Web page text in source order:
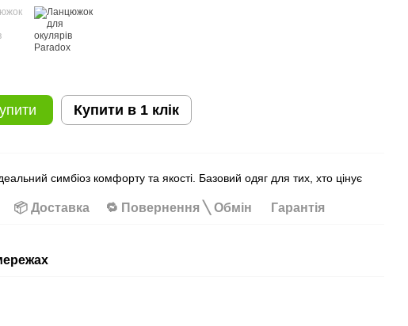
Купити в 1 клік
симбіоз комфорту та якості. Базовий одяг для тих, хто цінує
📦 Доставка 🔁 Повернення ╲ Обмін Гарантія